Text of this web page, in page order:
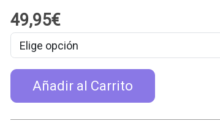
49,95€
Añadir al Carrito